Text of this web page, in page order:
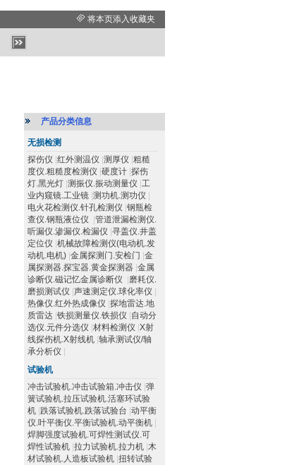
将本页添入收藏夹
产品分类信息
无损检测
探伤仪 红外测温仪 测厚仪 粗糙
度仪.粗糙度检测仪 硬度计 探伤
灯.黑光灯 测振仪.振动测量仪 工
业内窥镜.工业镜 测功机.测功仪
电火花检测仪.针孔检测仪 钢瓶检
查仪.钢瓶液位仪
管道泄漏检测仪.
听漏仪.渗漏仪.检漏仪 寻盖仪.井盖
定位仪 机械故障检测仪(电动机.发
动机.电机) 金属探测门.安检门 金
属探测器.探宝器.黄金探测器 金属
诊断仪.磁记忆金属诊断仪
磨耗仪.
磨损测试仪 声速测定仪.球化率仪
热像仪.红外热成像仪 探地雷达.地
质雷达 铁损测量仪.铁损仪 自动分
选仪.元件分选仪 材料检测仪 X射
线探伤机.X射线机 轴承测试仪/轴
承分析仪
试验机
冲击试验机.冲击试验箱.冲击仪 弹
簧试验机.拉压试验机.活塞环试验
机 跌落试验机.跌落试验台 动平衡
仪.叶平衡仪.平衡试验机.动平衡机
焊脚强度试验机.可焊性测试仪.可
焊性试验机 拉力试验机.拉力机 木
材试验机.人造板试验机 扭转试验